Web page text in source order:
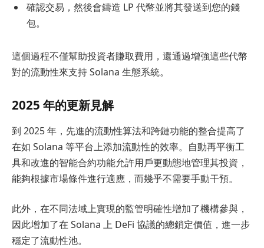
確認交易，然後會鑄造 LP 代幣並將其發送到您的錢
包。
這個過程不僅幫助投資者賺取費用，還通過增強這些代幣
對的流動性來支持 Solana 生態系統。
2025 年的更新見解
到 2025 年，先進的流動性算法和跨鏈功能的整合提高了
在如 Solana 等平台上添加流動性的效率。自動再平衡工
具和改進的智能合約功能允許用戶更動態地管理其投資，
能夠根據市場條件進行適應，而幾乎不需要手動干預。
此外，在不同法域上實現的監管明確性增加了機構參與，
因此增加了在 Solana 上 DeFi 協議的總鎖定價值，進一步
穩定了流動性池。